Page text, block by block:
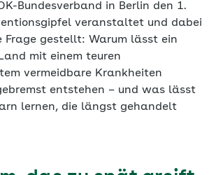
Bundesverband in Berlin den 1.
veranstaltet und dabei
Frage gestellt: Warum lässt ein
mit einem teuren
vermeidbare Krankheiten
entstehen – und was lässt
lernen, die längst gehandelt